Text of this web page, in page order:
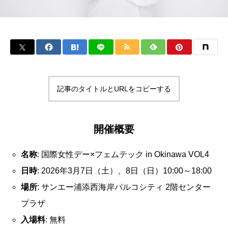
記事のタイトルとURLをコピーする
開催概要
名称: 国際女性デー×フェムテック in Okinawa VOL4
日時: 2026年3月7日（土）、8日（日）10:00～18:00
場所: サンエー浦添西海岸パルコシティ 2階センター
プラザ
入場料: 無料